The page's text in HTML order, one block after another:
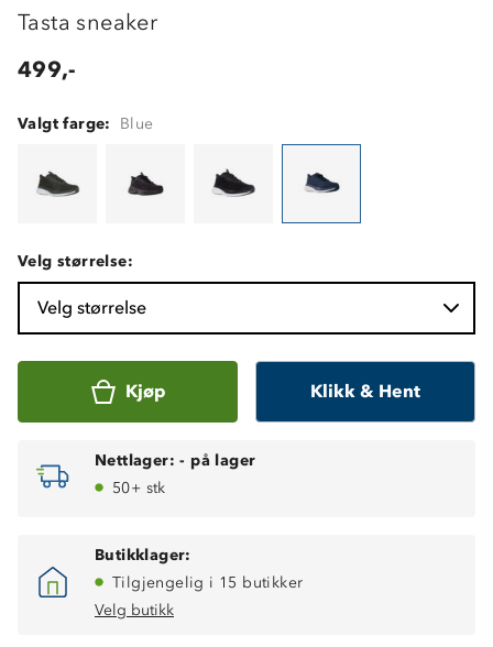
Tasta sneaker
499,-
Valgt farge: Blue
Velg størrelse:
Velg størrelse
Kjøp Klikk & Hent
Nettlager: - på lager
50+ stk
Butikklager:
Tilgjengelig i 15 butikker
Velg butikk